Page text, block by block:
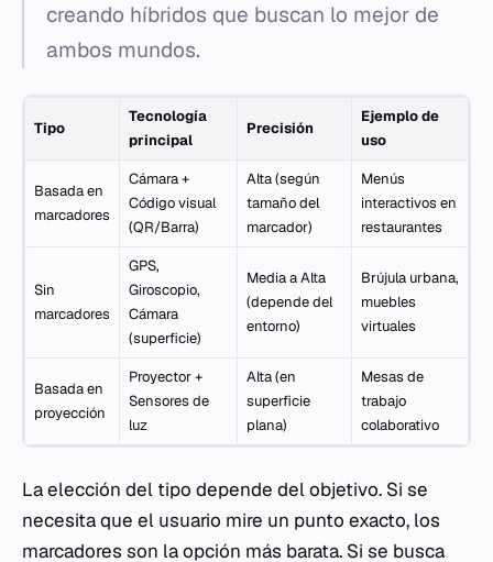
creando híbridos que buscan lo mejor de
ambos mundos.
Tipo
Tecnología
principal
Precisión
Ejemplo de
uso
Basada en
marcadores
Cámara +
Código visual
(QR/Barra)
Alta (según
tamaño del
marcador)
Menús
interactivos en
restaurantes
Sin
marcadores
GPS,
Giroscopio,
Cámara
(superficie)
Media a Alta
(depende del
entorno)
Brújula urbana,
muebles
virtuales
Basada en
proyección
Proyector +
Sensores de
luz
Alta (en
superficie
plana)
Mesas de
trabajo
colaborativo
La elección del tipo depende del objetivo. Si se
necesita que el usuario mire un punto exacto, los
marcadores son la opción más barata. Si se busca